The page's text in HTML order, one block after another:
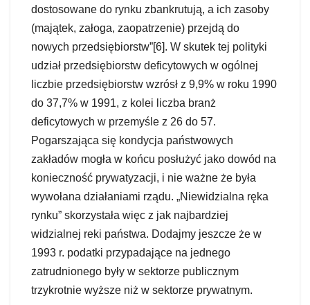
dostosowane do rynku zbankrutują, a ich zasoby
(majątek, załoga, zaopatrzenie) przejdą do
nowych przedsiębiorstw”[6]. W skutek tej polityki
udział przedsiębiorstw deficytowych w ogólnej
liczbie przedsiębiorstw wzrósł z 9,9% w roku 1990
do 37,7% w 1991, z kolei liczba branż
deficytowych w przemyśle z 26 do 57.
Pogarszająca się kondycja państwowych
zakładów mogła w końcu posłużyć jako dowód na
konieczność prywatyzacji, i nie ważne że była
wywołana działaniami rządu. „Niewidzialna ręka
rynku” skorzystała więc z jak najbardziej
widzialnej reki państwa. Dodajmy jeszcze że w
1993 r. podatki przypadające na jednego
zatrudnionego były w sektorze publicznym
trzykrotnie wyższe niż w sektorze prywatnym.